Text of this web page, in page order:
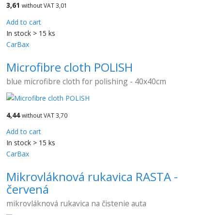
3,61 without VAT 3,01
Add to cart
In stock > 15 ks
CarBax
Microfibre cloth POLISH
blue microfibre cloth for polishing - 40x40cm
4,44 without VAT 3,70
Add to cart
In stock > 15 ks
CarBax
Mikrovláknová rukavica RASTA -
červená
mikrovláknová rukavica na čistenie auta